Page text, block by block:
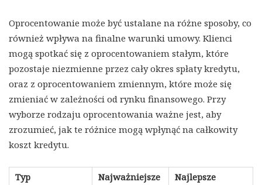
Oprocentowanie może być ustalane na różne sposoby, co
również wpływa na finalne warunki umowy. Klienci
mogą spotkać się z oprocentowaniem stałym, które
pozostaje niezmienne przez cały okres spłaty kredytu,
oraz z oprocentowaniem zmiennym, które może się
zmieniać w zależności od rynku finansowego. Przy
wyborze rodzaju oprocentowania ważne jest, aby
zrozumieć, jak te różnice mogą wpłynąć na całkowity
koszt kredytu.
Typ
Najważniejsze
Najlepsze